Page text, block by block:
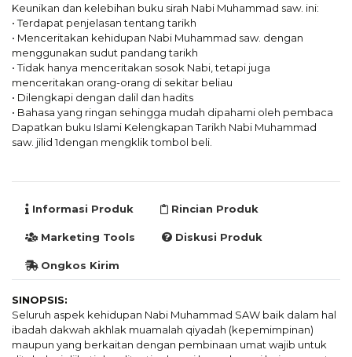
Keunikan dan kelebihan buku sirah Nabi Muhammad saw. ini:
• Terdapat penjelasan tentang tarikh
• Menceritakan kehidupan Nabi Muhammad saw. dengan
menggunakan sudut pandang tarikh
• Tidak hanya menceritakan sosok Nabi, tetapi juga
menceritakan orang-orang di sekitar beliau
• Dilengkapi dengan dalil dan hadits
• Bahasa yang ringan sehingga mudah dipahami oleh pembaca
Dapatkan buku Islami Kelengkapan Tarikh Nabi Muhammad
saw. jilid 1dengan mengklik tombol beli.
Informasi Produk Rincian Produk
Marketing Tools Diskusi Produk
Ongkos Kirim
SINOPSIS:
Seluruh aspek kehidupan Nabi Muhammad SAW baik dalam hal
ibadah dakwah akhlak muamalah qiyadah (kepemimpinan)
maupun yang berkaitan dengan pembinaan umat wajib untuk